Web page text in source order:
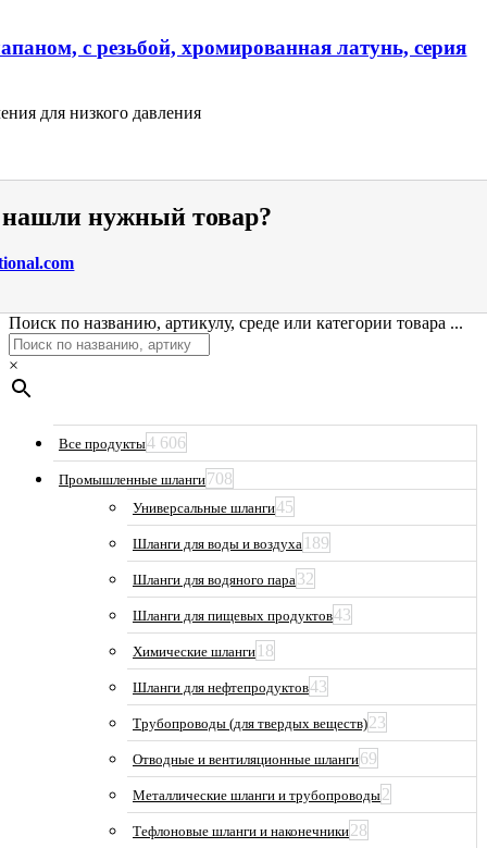
с резьбой, хромированная латунь, серия
для низкого давления
нужный товар?
Поиск по названию, артикулу, среде или категории товара ...
×
Все продукты4 606
Промышленные шланги708
Универсальные шланги45
Шланги для воды и воздуха 189
Шланги для водяного пара32
Шланги для пищевых продуктов43
Химические шланги 18
Шланги для нефтепродуктов43
Трубопроводы (для твердых веществ)23
Отводные и вентиляционные шланги69
Металлические шланги и трубопроводы2
Тефлоновые шланги и наконечники28